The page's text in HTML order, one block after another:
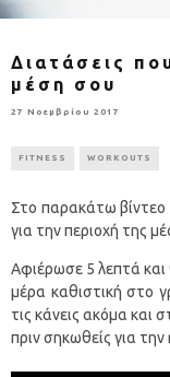
Διατάσεις
μέση σου
27 Νοεμβρίου 2017
FITNESS WORKOUTS
Στο παρακάτω βίντεο
για την περιοχή της
Αφιέρωσε 5 λεπτά και
μέρα καθιστική στο
τις κάνεις ακόμα και
πριν σηκωθείς για